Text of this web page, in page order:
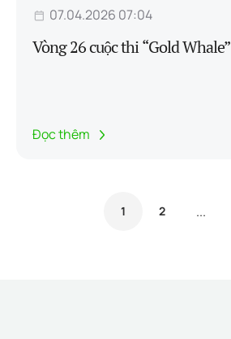
07.04.2026 07:04
Vòng 26 cuộc thi “Gold Whale”
Đọc thêm
1 2 ...